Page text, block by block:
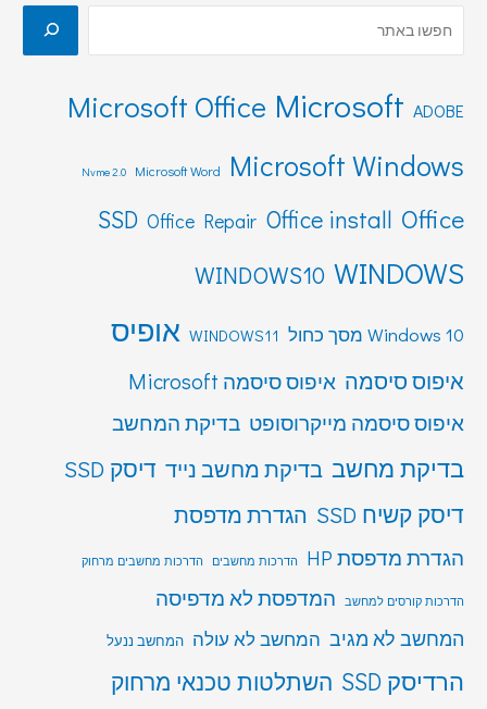
ADOBE
Microsoft
Microsoft Office
Microsoft Windows
Microsoft Word
Nvme 2.0
Office
Office install
Office Repair
SSD
WINDOWS
WINDOWS10
Windows 10 מסך כחול WINDOWS11 אופיס
איפוס סיסמה איפוס סיסמה Microsoft
איפוס סיסמה מייקרוסופט בדיקת המחשב
בדיקת מחשב בדיקת מחשב נייד דיסק SSD
דיסק קשיח SSD
הגדרת מדפסת
הגדרת מדפסת HP הדרכות מחשבים הדרכות מחשבים מרחוק
הדרכות קורסים למחשב המדפסת לא מדפיסה
המחשב לא מגיב המחשב לא עולה המחשב ננעל
הרדיסק SSD
השתלטות טכנאי מרחוק